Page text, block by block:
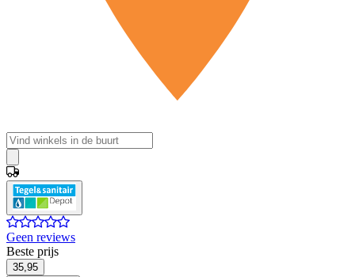
Geen reviews
Beste prijs
35,95